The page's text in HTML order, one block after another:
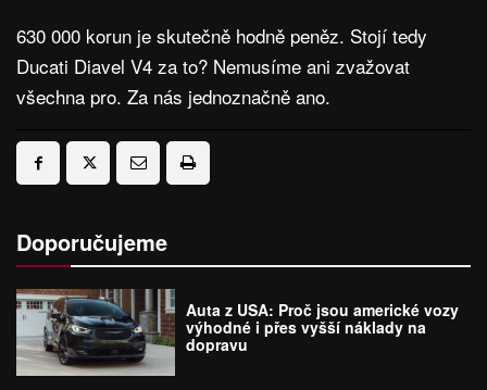
630 000 korun je skutečně hodně peněz. Stojí tedy
Ducati Diavel V4 za to? Nemusíme ani zvažovat
všechna pro. Za nás jednoznačně ano.
Doporučujeme
Auta z USA: Proč jsou americké vozy
výhodné i přes vyšší náklady na
dopravu